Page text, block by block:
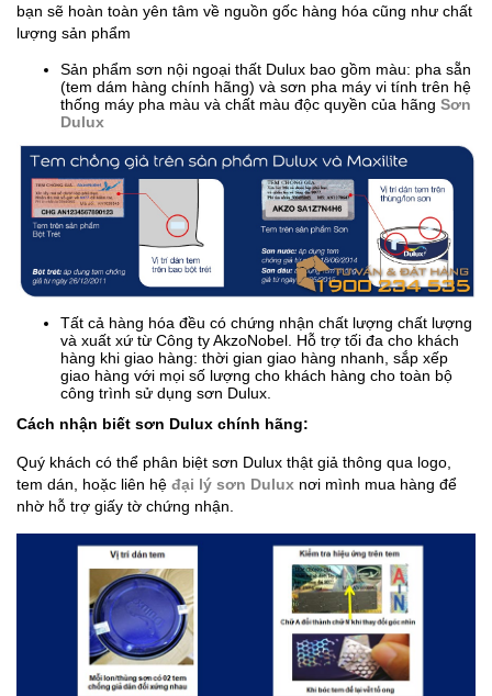
bạn sẽ hoàn toàn yên tâm về nguồn gốc hàng hóa cũng như chất
lượng sản phẩm
Sản phẩm sơn nội ngoại thất Dulux bao gồm màu: pha sẵn
(tem dám hàng chính hãng) và sơn pha máy vi tính trên hệ
thống máy pha màu và chất màu độc quyền của hãng Sơn
Dulux
Tất cả hàng hóa đều có chứng nhận chất lượng chất lượng
và xuất xứ từ Công ty AkzoNobel. Hỗ trợ tối đa cho khách
hàng khi giao hàng: thời gian giao hàng nhanh, sắp xếp
giao hàng với mọi số lượng cho khách hàng cho toàn bộ
công trình sử dụng sơn Dulux.​
Cách nhận biết sơn Dulux chính hãng:
Quý khách có thể phân biệt sơn Dulux thật giả thông qua logo,
tem dán, hoặc liên hệ đại lý sơn Dulux nơi mình mua hàng để
nhờ hỗ trợ giấy tờ chứng nhận.